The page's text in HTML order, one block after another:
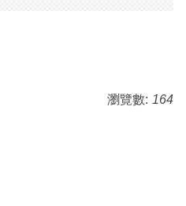
瀏覽數: 164